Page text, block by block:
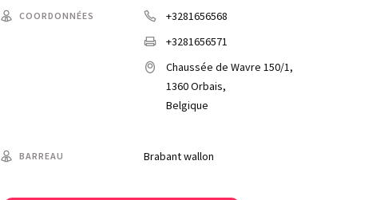
COORDONNÉES
+3281656568
+3281656571
Chaussée de Wavre 150/1,
1360 Orbais,
Belgique
BARREAU Brabant wallon